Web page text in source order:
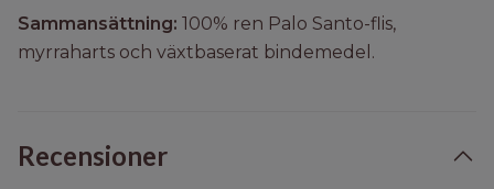
Sammansättning: 100% ren Palo Santo-flis,
myrraharts och växtbaserat bindemedel.
Recensioner